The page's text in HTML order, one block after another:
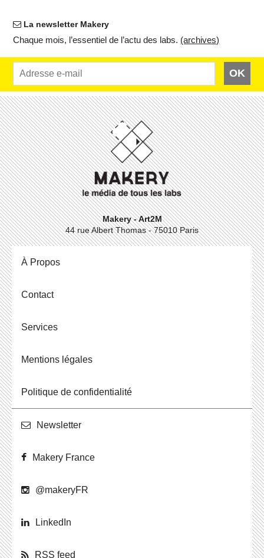
La newsletter Makery
Chaque mois, l’es­sen­tiel de l’actu des labs. (ar­chives)
OK
Makery - Art2M
44 rue Albert Thomas - 75010 Paris
À Propos
Contact
Ser­vices
Men­tions légales
Po­li­tique de confidentialité
News­let­ter
Makery France
@ma­ke­ryFR
Lin­ke­dIn
RSS feed